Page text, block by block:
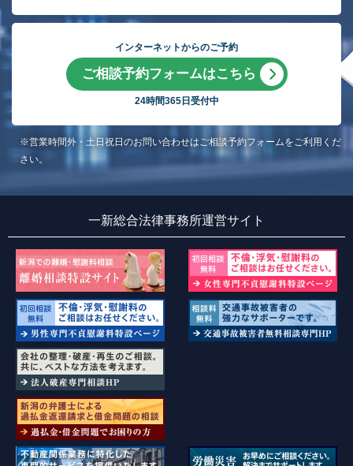
インターネットからのご予約
ご相談予約フォームはこちら
24時間365日受付中
※営業時間外・土日祝日のお問い合わせはご相談予約フォームをご利用くだ
さい。
一新総合法律事務所運営サイト